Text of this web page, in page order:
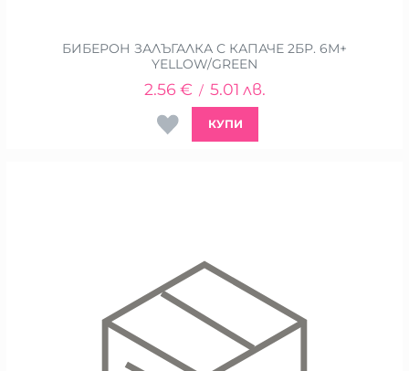
БИБЕРОН ЗАЛЪГАЛКА С КАПАЧЕ 2БР. 6М+
YELLOW/GREEN
2.56 € / 5.01 лв.
КУПИ